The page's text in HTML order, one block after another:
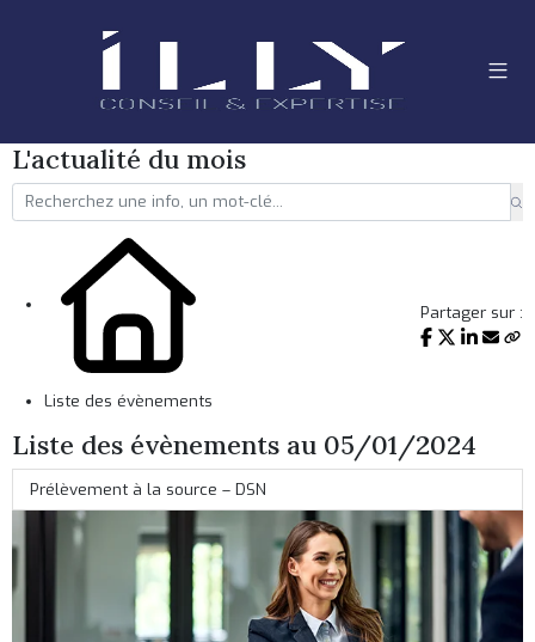
L'actualité du mois
Liste des évènements
Partager sur :
Liste des évènements au 05/01/2024
Prélèvement à la source – DSN